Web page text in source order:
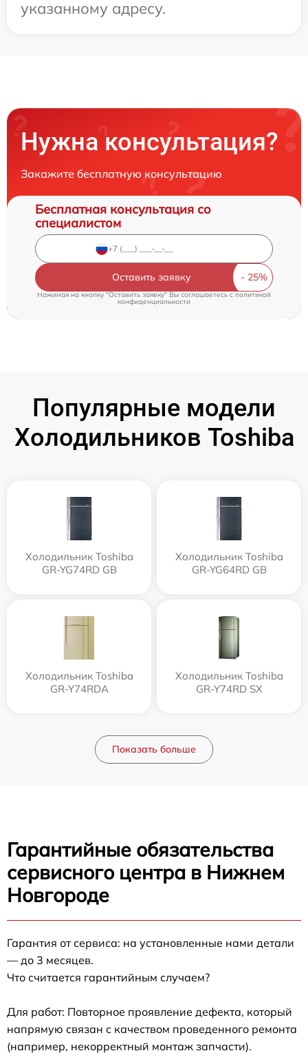
указанному адресу.
Нужна консультация?
Закажите бесплатную консультацию
Бесплатная консультация со
специалистом
Оставить заявку
Нажимая на кнопку "Оставить заявку" Вы соглашаетесь cполитикой
конфиденциальности
Популярные модели
Холодильников Toshiba
Холодильник Toshiba
GR-YG74RD GB
Холодильник Toshiba
GR-YG64RD GB
Холодильник Toshiba
GR-Y74RDA
Холодильник Toshiba
GR-Y74RD SX
Показать больше
Гарантийные обязательства
сервисного центра в Нижнем
Новгороде
Гарантия от сервиса: на установленные нами детали
— до 3 месяцев.
Что считается гарантийным случаем?
Для работ: Повторное проявление дефекта, который
напрямую связан с качеством проведенного ремонта
(например, некорректный монтаж запчасти).